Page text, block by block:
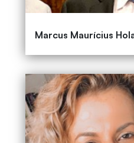
Marcus Maurícius